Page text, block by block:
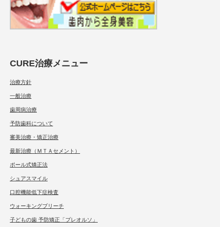
CURE治療メニュー
治療方針
一般治療
歯周病治療
予防歯科について
審美治療・矯正治療
最新治療（ＭＴＡセメント）
ポール式矯正法
シュアスマイル
口腔機能低下症検査
ウォーキングブリーチ
子どもの歯 予防矯正「プレオルソ」